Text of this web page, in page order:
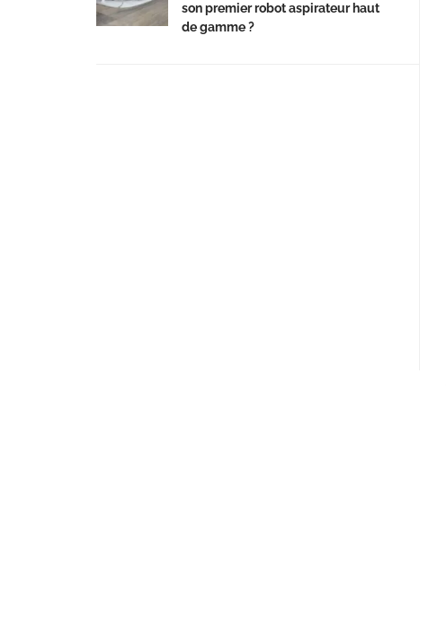
son premier robot aspirateur haut
de gamme ?